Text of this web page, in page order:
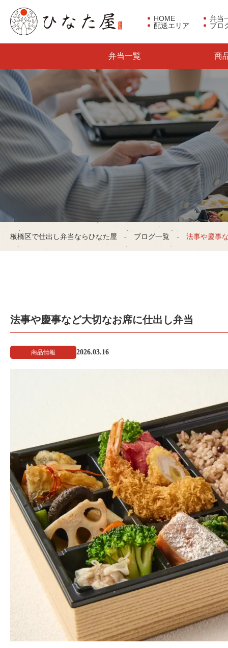
東京都板橋区で仕出し弁当な
HOME
弁当
配送エリア
ブロ
弁当一覧 商
板橋区で仕出し弁当ならひなた屋 ブログ一覧 法事や慶事
法事や慶事など大切なお席に仕出し弁当
商品情報 2026.03.16